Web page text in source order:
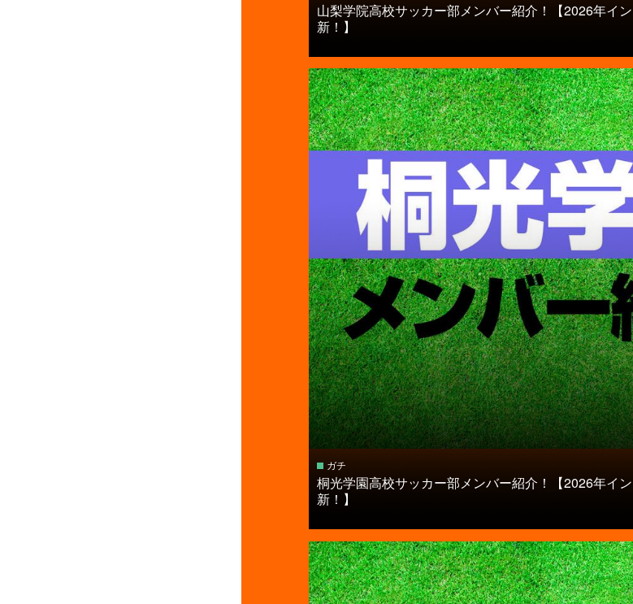
山梨学院高校サッカー部メンバー紹介！【2026年イ
新！】
ガチ
桐光学園高校サッカー部メンバー紹介！【2026年イ
新！】